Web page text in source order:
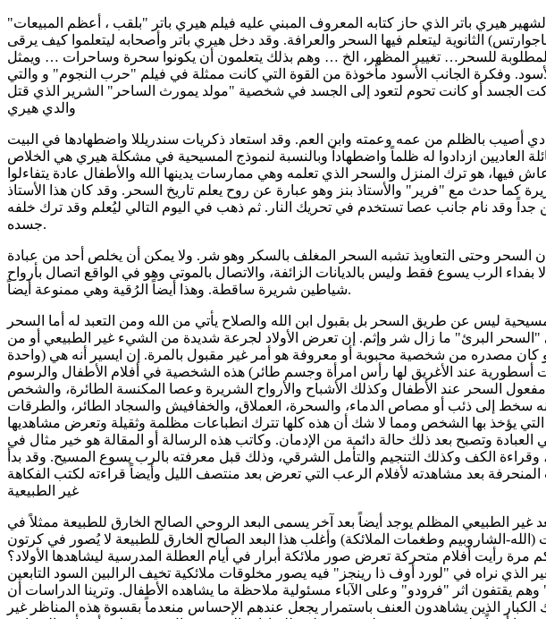
هيري باتر الذي حاز كتابه المعروف المبني عليه فيلم هيري باتر "بلقب ، أعظم المبيعات"
الثانوية ليتعلم فيها السحر والعرافة. وقد دخل هيري باتر وأصحابه ليتعلموا كيف يرقى
المطلوبة للسحر… تغيير المظهر، الخ … وهم بذلك يتعلمون أن يكونوا سحرة وساحرات … ويمثل
وفكرة الجانب الأسود مأخوذة من القوة التي كانت ممثلة في فيلم "حرب النجوم" و والتي
الجسد أو كانت تحوم لتعود إلى الجسد في شخصية "مولد يمورث الساحر" الشرير الذي قتل
والدي هيري
أصيب بالظلم من عمه وعمته وابن العم. وقد استعاد ذكريات سندريللا واضطهادها في البيت
العاديين ازدادوا له ظلماً واضطهاداً وبالنسبة لنموذج المسيحية في مشكلة هيري هي الخلاص
فيها، هو ترك المنزل والسحر الذي تعلمه وهي ممارسات يدينها الله والأطفال عادة يتفاءلوا
كما حدث مع "فرير" والأستاذ بنز وهو عبارة عن روح يعلم تاريخ السحر. وقد كان هذا الأستاذ
جداً وقد نام جانب عصا تستخدم في تحريك النار. ثم ذهب في اليوم التالي ليُعلم وقد ترك خلفه
جسده.
السحر وحتى التعاويذ تشبه السحر المغلف بالسكر وهو شر. ولا يمكن أن يخلص أحد من عبادة
بفداء الرب يسوع فقط وليس بالديانات الزائفة، والاتصال بالموتى وهو في الواقع اتصال بأرواح
شياطين شريرة ساقطة. وهذا أيضاً الرُقية وهي ممنوعة أيضاً.
ليس عن طريق السحر بل بقبول ابن الله والصلاح يأتي من الله ومن التعبد له أما السحر
"السحر البرئ" ما زال شر وإثم. إن تعرض الأولاد لجرعة شديدة من الشيء غير الطبيعي أو من
كان مصدره من شخصية محبوبة أو معروفة هو أمر غير مقبول بالمرة. إن ايسير أنه هي (واحدة
أسطورية عند الأغريق لها رأس امرأة وجسم طائر) هذه الشخصية في أفلام الأطفال والرسوم
مفعول السحر عند الأطفال وكذلك الأشباح والأرواح الشريرة وعصا المكنسة الطائرة، والشخص
سخط إلى ذئب أو مصاص الدماء، والسحرة، العملاق، والخفافيش والسجاد الطائر، والطرقات
التي يؤخذ بها الشخص ومما لا شك أن هذه كلها تترك انطباعات مظلمة وثقيلة وتعرض مشاهديها
العبادة وتصبح بعد ذلك حالة دائمة من الإدمان. وكاتب هذه الرسالة أو المقالة هو خير مثال في
وقراءة الكف وكذلك التنجيم والتأمل الشرقي، وذلك قبل معرفته بالرب يسوع المسيح. وقد بدأ
المنحرفة بعد مشاهدته لأفلام الرعب التي تعرض بعد منتصف الليل وأيضاً قراءته لكتب الفكاهة
غير الطبيعية
غير الطبيعي المظلم يوجد أيضاً بعد آخر يسمى البعد الروحي الصالح الخارق للطبيعة ممثلاً في
الشاروبيم وطغمات الملائكة) وأغلب هذا البعد الصالح الخارق للطبيعة لا يُصور في كرتون
مرة رأيت أفلام متحركة تعرض صور ملائكة أبرار في أيام العطلة المدرسية ليشاهدها الأولاد؟
الذي نراه في "لورد أوف ذا رينجز" فيه يصور مخلوقات ملائكية تخيف الرالبين السود التابعين
وهم يقتفون اثر "فرودو" وعلى الآباء مسئولية ملاحظة ما يشاهده الأطفال. وترينا الدراسات أن
الكبار الذين يشاهدون العنف باستمرار يجعل عندهم الإحساس منعدماً بقسوة هذه المناظر غير